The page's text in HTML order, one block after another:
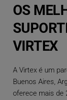
OS
VIRTEX
A Virtex é um
Buenos Aires,
oferece mais de